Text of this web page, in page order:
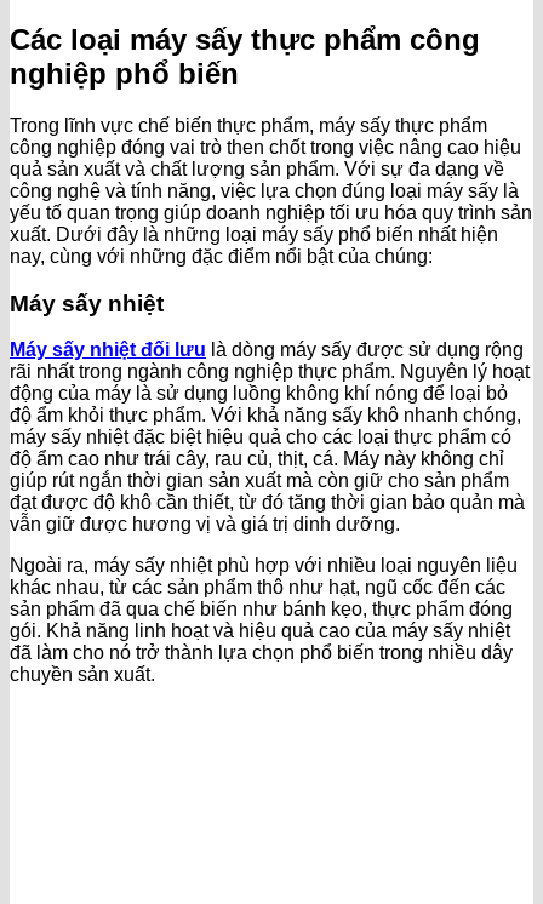
Các loại máy sấy thực phẩm công
nghiệp phổ biến
Trong lĩnh vực chế biến thực phẩm, máy sấy thực phẩm
công nghiệp đóng vai trò then chốt trong việc nâng cao hiệu
quả sản xuất và chất lượng sản phẩm. Với sự đa dạng về
công nghệ và tính năng, việc lựa chọn đúng loại máy sấy là
yếu tố quan trọng giúp doanh nghiệp tối ưu hóa quy trình sản
xuất. Dưới đây là những loại máy sấy phổ biến nhất hiện
nay, cùng với những đặc điểm nổi bật của chúng:
Máy sấy nhiệt
Máy sấy nhiệt đối lưu là dòng máy sấy được sử dụng rộng
rãi nhất trong ngành công nghiệp thực phẩm. Nguyên lý hoạt
động của máy là sử dụng luồng không khí nóng để loại bỏ
độ ẩm khỏi thực phẩm. Với khả năng sấy khô nhanh chóng,
máy sấy nhiệt đặc biệt hiệu quả cho các loại thực phẩm có
độ ẩm cao như trái cây, rau củ, thịt, cá. Máy này không chỉ
giúp rút ngắn thời gian sản xuất mà còn giữ cho sản phẩm
đạt được độ khô cần thiết, từ đó tăng thời gian bảo quản mà
vẫn giữ được hương vị và giá trị dinh dưỡng.
Ngoài ra, máy sấy nhiệt phù hợp với nhiều loại nguyên liệu
khác nhau, từ các sản phẩm thô như hạt, ngũ cốc đến các
sản phẩm đã qua chế biến như bánh kẹo, thực phẩm đóng
gói. Khả năng linh hoạt và hiệu quả cao của máy sấy nhiệt
đã làm cho nó trở thành lựa chọn phổ biến trong nhiều dây
chuyền sản xuất.